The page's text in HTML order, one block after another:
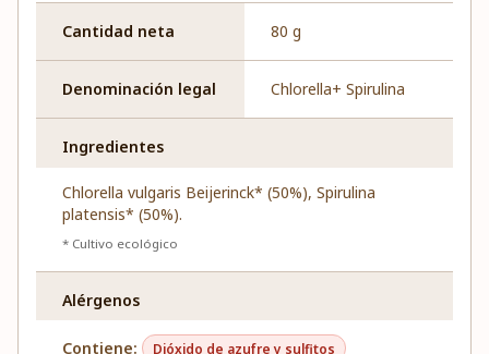
Cantidad neta 80 g
Denominación legal Chlorella+ Spirulina
Ingredientes
Chlorella vulgaris Beijerinck* (50%), Spirulina
platensis* (50%).
* Cultivo ecológico
Alérgenos
Contiene: Dióxido de azufre y sulfitos